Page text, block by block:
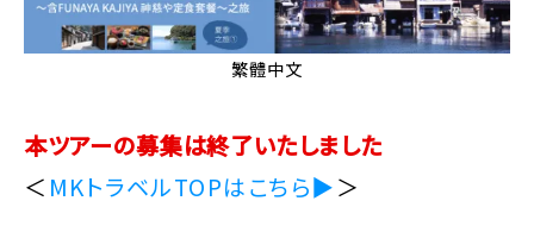
繁體中文
本ツアーの募集は終了いたしました
＜ MKトラベルTOPはこちら▶＞